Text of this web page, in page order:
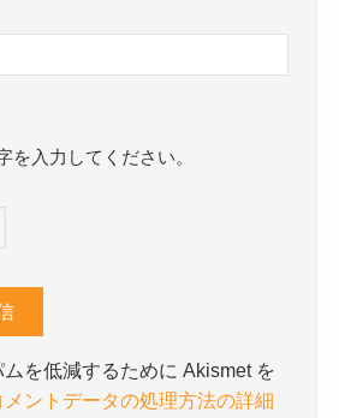
を入力してください。
を低減するために Akismet を
メントデータの処理方法の詳細